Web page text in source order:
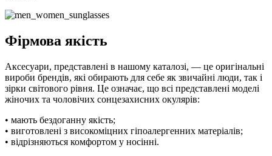
Фірмова якість
Аксесуари, представлені в нашому каталозі, — це оригінальні
вироби брендів, які обирають для себе як звичайні люди, так і
зірки світового рівня. Це означає, що всі представлені моделі
жіночих та чоловічих сонцезахисних окулярів:
• мають бездоганну якість;
• виготовлені з високоміцних гіпоалергенних матеріалів;
• відрізняються комфортом у носінні.